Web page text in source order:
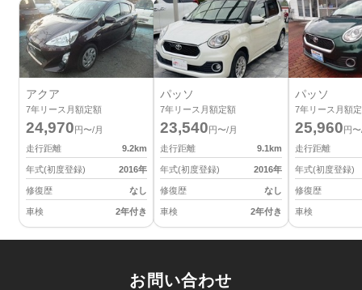
アクア
7年リース月額定額
24,970円〜/月
走行距離
9.2km
年式(初度登録) 2016年
修復歴 なし
車検 2年付き
パッソ
7年リース月額定額
23,540円〜/月
走行距離
9.1km
年式(初度登録) 2016年
修復歴 なし
車検 2年付き
パッソ
7年リース月額
25,960円
走行距離
年式(初度登録)
修復歴
車検
お問い合わせ